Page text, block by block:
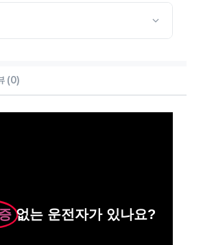
(0)
없는 운전자가 있나요?